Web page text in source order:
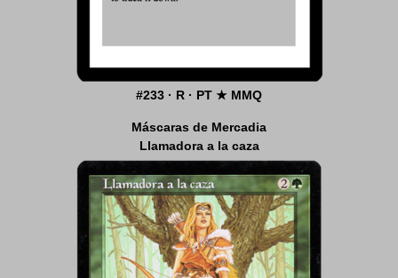
#233 · R · PT ★ MMQ
Máscaras de Mercadia
Llamadora a la caza